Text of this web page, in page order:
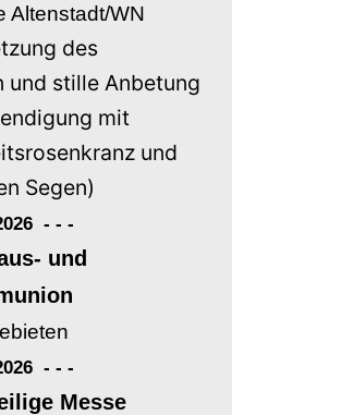
Altenstadt/WN
des
und stille Anbetung
mit
und
Segen)
- --
und
- --
Messe